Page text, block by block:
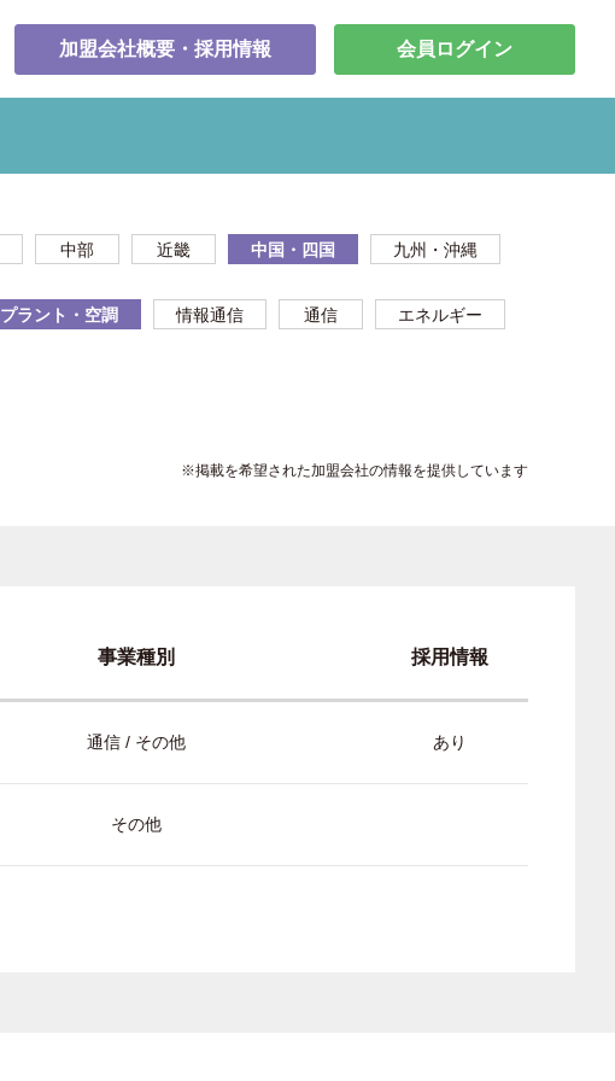
加盟会社概要・採用情報 会員ログイン
中部 近畿 中国・四国 九州・沖縄
プラント・空調 情報通信 通信 エネルギー
※掲載を希望された加盟会社の情報を提供しています
事業種別 採用情報
通信 / その他 あり
その他